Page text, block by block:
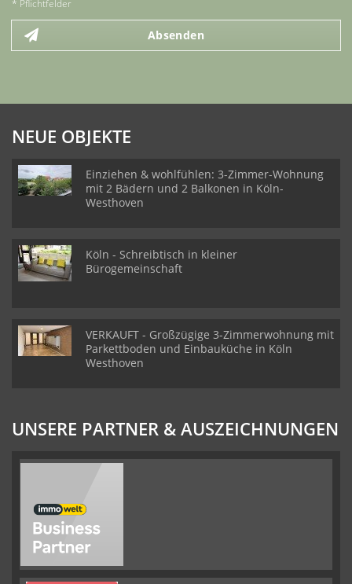
* Pflichtfelder
Absenden
NEUE OBJEKTE
Einziehen & wohlfühlen: 3-Zimmer-Wohnung
mit 2 Bädern und 2 Balkonen in Köln-
Westhoven
Köln - Schreibtisch in kleiner
Bürogemeinschaft
VERKAUFT - Großzügige 3-Zimmerwohnung mit
Parkettboden und Einbauküche in Köln
Westhoven
UNSERE PARTNER & AUSZEICHNUNGEN